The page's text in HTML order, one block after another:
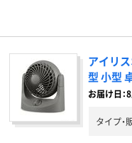
アイリ
型 小型
お届け日：8
タイプ・